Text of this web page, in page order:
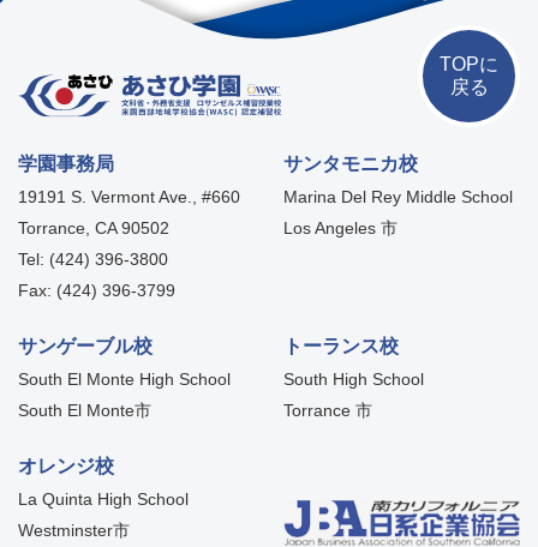
TOPに
戻る
学園事務局
19191 S. Vermont Ave., #660
Torrance, CA 90502
Tel: (424) 396-3800
Fax: (424) 396-3799
サンタモニカ校
Marina Del Rey Middle School
Los Angeles 市
サンゲーブル校
South El Monte High School
South El Monte市
トーランス校
South High School
Torrance 市
オレンジ校
La Quinta High School
Westminster市